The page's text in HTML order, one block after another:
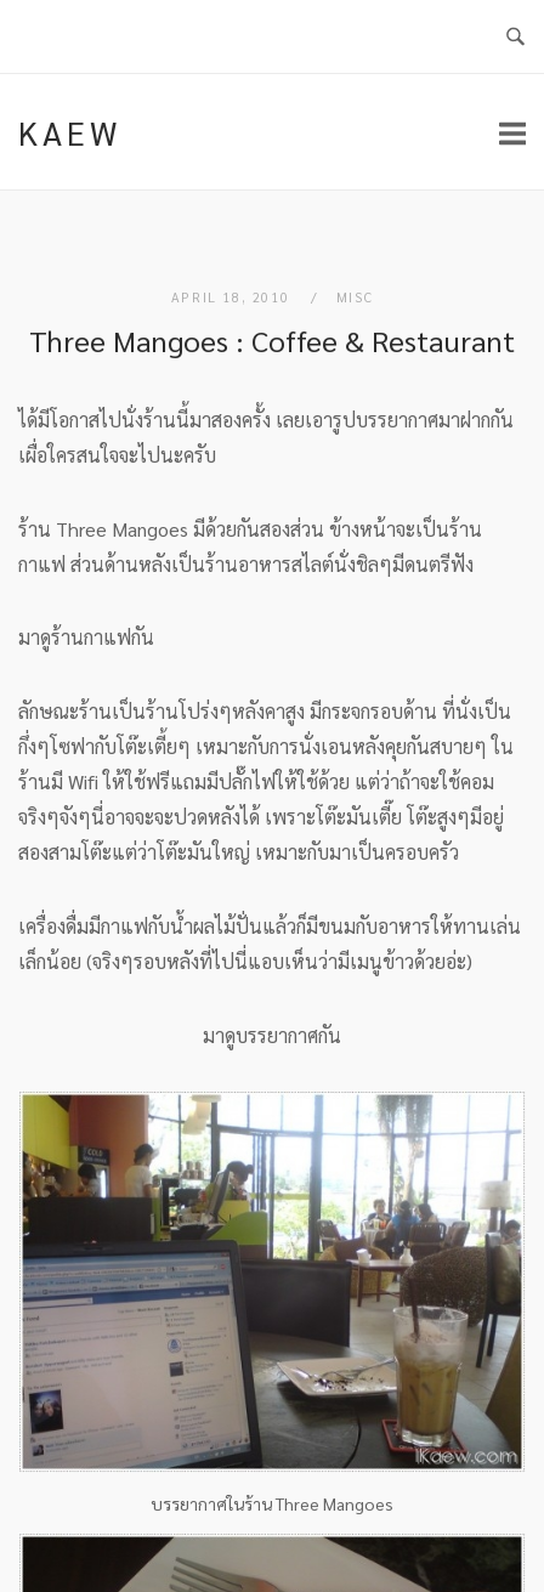
KAEW
APRIL 18, 2010 MISC
Three Mangoes : Coffee & Restaurant
ได้มีโอกาสไปนั่งร้านนี้มาสองครั้ง เลยเอารูปบรรยากาศมาฝากกัน
เผื่อใครสนใจจะไปนะครับ
ร้าน Three Mangoes มีด้วยกันสองส่วน ข้างหน้าจะเป็นร้าน
กาแฟ ส่วนด้านหลังเป็นร้านอาหารสไลต์นั่งชิลๆมีดนตรีฟัง
มาดูร้านกาแฟกัน
ลักษณะร้านเป็นร้านโปร่งๆหลังคาสูง มีกระจกรอบด้าน ที่นั่งเป็น
กึ่งๆโซฟากับโต๊ะเตี้ยๆ เหมาะกับการนั่งเอนหลังคุยกันสบายๆ ใน
ร้านมี Wifi ให้ใช้ฟรีแถมมีปลั๊กไฟให้ใช้ด้วย แต่ว่าถ้าจะใช้คอม
จริงๆจังๆนี่อาจจะจะปวดหลังได้ เพราะโต๊ะมันเตี๊ย โต๊ะสูงๆมีอยู่
สองสามโต๊ะแต่ว่าโต๊ะมันใหญ่ เหมาะกับมาเป็นครอบครัว
เครื่องดื่มมีกาแฟกับน้ำผลไม้ปั่นแล้วก็มีขนมกับอาหารให้ทานเล่น
เล็กน้อย (จริงๆรอบหลังที่ไปนี่แอบเห็นว่ามีเมนูข้าวด้วยอ่ะ)
มาดูบรรยากาศกัน
บรรยากาศในร้าน Three Mangoes